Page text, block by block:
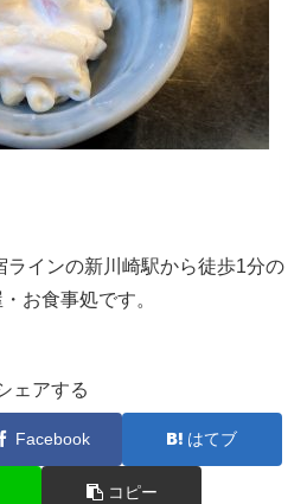
インの新川崎駅から徒歩1分の
お食事処です。
ェアする
Facebook はてブ
コピー